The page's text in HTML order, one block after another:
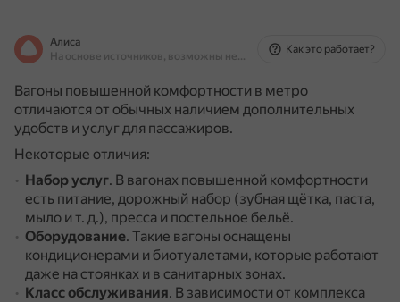
Алиса
На основе источников, возможны неточности
Как это работает?
Вагоны повышенной комфортности в метро
отличаются от обычных наличием дополнительных
удобств и услуг для пассажиров.
Некоторые отличия:
Набор услуг. В вагонах повышенной комфортности
есть питание, дорожный набор (зубная щётка, паста,
мыло и т. д.), пресса и постельное бельё.
Оборудование. Такие вагоны оснащены
кондиционерами и биотуалетами, которые работают
даже на стоянках и в санитарных зонах.
Класс обслуживания. В зависимости от комплекса